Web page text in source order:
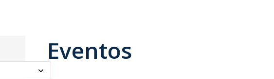
Eventos